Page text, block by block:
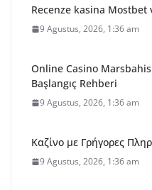
Recenze kasina Mostbet
9 Agustus, 2026, 1:36 am
Online Casino
Başlangıç Rehberi
9 Agustus, 2026, 1:36 am
Καζίνο με Γρήγορες
9 Agustus, 2026, 1:36 am